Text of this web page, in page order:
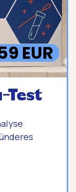
EUR
Test